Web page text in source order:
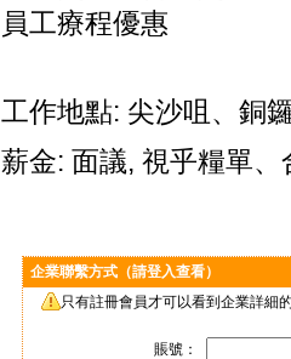
員工療程優惠
工作地點: 尖沙咀、銅
薪金: 面議, 視乎糧單
企業聯繫方式（請登入查看）
只有註冊會員才可以看到企業詳細
賬號：